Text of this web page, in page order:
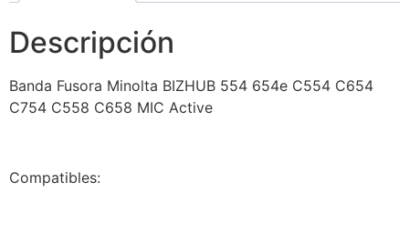
Descripción
Banda Fusora Minolta BIZHUB 554 654e C554 C654
C754 C558 C658 MIC Active
Compatibles: